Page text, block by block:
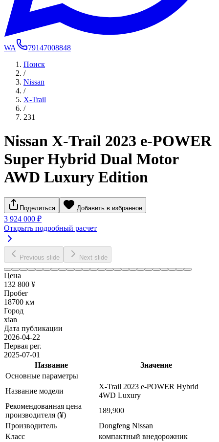
WA
79147008848
Поиск
/
Nissan
/
X-Trail
/
231
Nissan X-Trail 2023 e-POWER
Super Hybrid Dual Motor
AWD Luxury Edition
Поделиться Добавить в избранное
3 924 000 ₽
Открыть подробный расчет
Previous slide Next slide
Цена
132 800 ¥
Пробег
18700 км
Город
xian
Дата публикации
2026-04-22
Первая рег.
2025-07-01
Название
Значение
Основные параметры
Название модели
X-Trail 2023 e-POWER Hybrid
4WD Luxury
Рекомендованная цена
производителя (¥)
189,900
Производитель
Dongfeng Nissan
Класс
компактный внедорожник